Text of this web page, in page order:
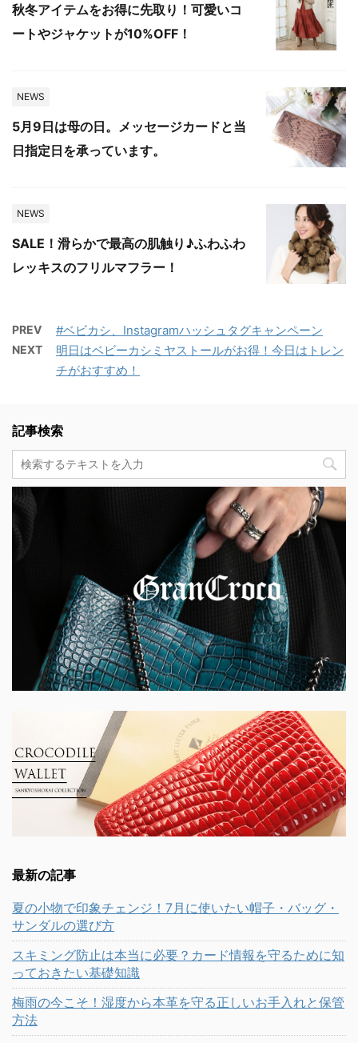
秋冬アイテムをお得に先取り！可愛いコ
ートやジャケットが10%OFF！
NEWS
5月9日は母の日。メッセージカードと当
日指定日を承っています。
NEWS
SALE！滑らかで最高の肌触り♪ふわふわ
レッキスのフリルマフラー！
PREV #ベビカシ、Instagramハッシュタグキャンペーン
NEXT
明日はベビーカシミヤストールがお得！今日はトレン
チがおすすめ！
記事検索
最新の記事
夏の小物で印象チェンジ！7月に使いたい帽子・バッグ・
サンダルの選び方
スキミング防止は本当に必要？カード情報を守るために知
っておきたい基礎知識
梅雨の今こそ！湿度から本革を守る正しいお手入れと保管
方法